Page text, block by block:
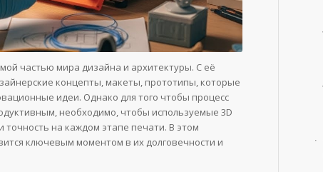
частью мира дизайна и архитектуры. С её
концепты, макеты, прототипы, которые
идеи. Однако для того чтобы процесс
необходимо, чтобы используемые 3D
на каждом этапе печати. В этом
ключевым моментом в их долговечности и